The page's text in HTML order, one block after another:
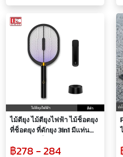
ไม้ตียุง ไม้ตียุงไฟฟ้า ไม้ช็อตยุง
ที่ช็อตยุง ที่ดักยุง 3in1 มีแท่น
สะดวก ดีไซน์สวยงาม
฿278 - 284